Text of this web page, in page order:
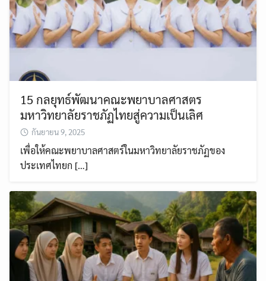
15 กลยุทธ์พัฒนาคณะพยาบาลศาสตร
มหาวิทยาลัยราชภัฏไทยสู่ความเป็นเลิศ
กันยายน 9, 2025
เพื่อให้คณะพยาบาลศาสตร์ในมหาวิทยาลัยราชภัฏของ
ประเทศไทยก […]